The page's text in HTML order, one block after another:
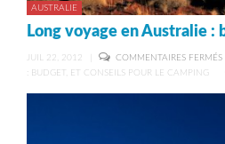
AUSTRALIE
JUIL 22, 2012 COMMENTAIRES FERMÉS
: BUDGET, ET CONSEILS POUR LE CAMPING